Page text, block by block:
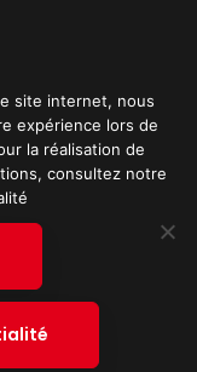
droits réservés.
site internet, nous
expérience lors de
la réalisation de
consultez notre